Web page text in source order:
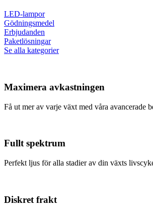
LED-lampor
Gödningsmedel
Erbjudanden
Paketlösningar
Se alla kategorier
Maximera avkastningen
Få ut mer av varje växt med våra avancerade
Fullt spektrum
Perfekt ljus för alla stadier av din växts
Diskret frakt